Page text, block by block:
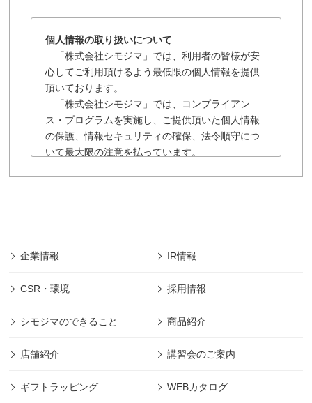
個人情報の取り扱いについて
「株式会社シモジマ」では、利用者の皆様が安
心してご利用頂けるよう最低限の個人情報を提供
頂いております。
「株式会社シモジマ」では、コンプライアン
ス・プログラムを実施し、ご提供頂いた個人情報
の保護、情報セキュリティの確保、法令順守につ
いて最大限の注意を払っています。
報の保護に細心の注意を払うものとします。
供されるサービスのみであります。
■本規約に明記された場合を除き、目的以外の利用
■本規約に明記された場合を除き、第三者への開示
■その他本規約に規定された方法での適切な管理を
企業情報 IR情報
CSR・環境 採用情報
シモジマのできること 商品紹介
店舗紹介 講習会のご案内
ギフトラッピング WEBカタログ